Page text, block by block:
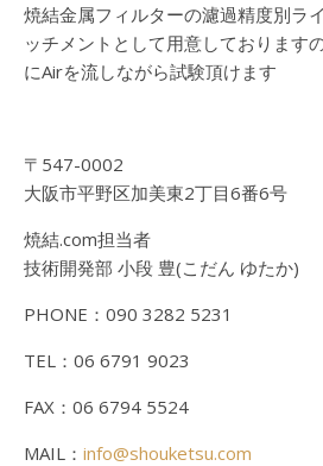
焼結金属フィルターの濾過精度別ラ
ッチメントとして用意しております
にAirを流しながら試験頂けます
〒547-0002
大阪市平野区加美東2丁目6番6号
焼結.com担当者
技術開発部 小段 豊(こだん ゆたか)
PHONE：090 3282 5231
TEL：06 6791 9023
FAX：06 6794 5524
MAIL： info@shouketsu.com